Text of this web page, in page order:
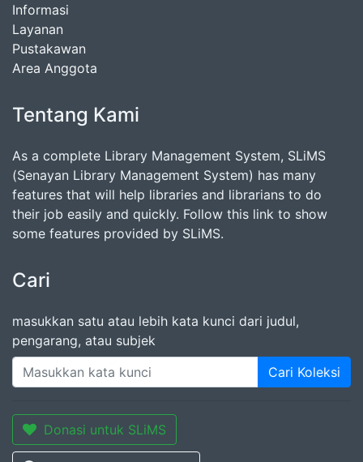
Informasi
Layanan
Pustakawan
Area Anggota
Tentang Kami
As a complete Library Management System, SLiMS
(Senayan Library Management System) has many
features that will help libraries and librarians to do
their job easily and quickly. Follow this link to show
some features provided by SLiMS.
Cari
masukkan satu atau lebih kata kunci dari judul,
pengarang, atau subjek
Cari Koleksi
Donasi untuk SLiMS